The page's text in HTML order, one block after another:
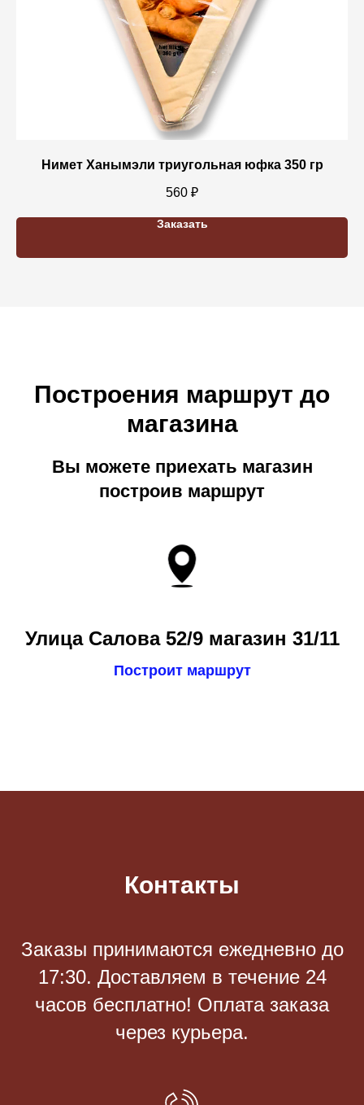
Нимет Ханымэли триугольная юфка 350 гр
560 ₽
Заказать
Построения маршрут до
магазина
Вы можете приехать магазин
построив маршрут
Улица Салова 52/9 магазин 31/11
Построит маршрут
Контакты
Заказы принимаются eжедневно до
17:30. Доставляем в течение 24
часов бесплатно! Оплата заказа
через курьера.